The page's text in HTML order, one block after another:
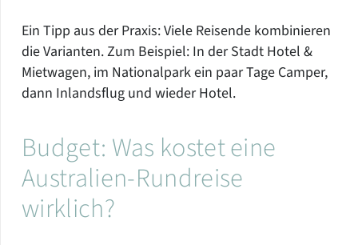
Ein Tipp aus der Praxis: Viele Reisende kombinieren
die Varianten. Zum Beispiel: In der Stadt Hotel &
Mietwagen, im Nationalpark ein paar Tage Camper,
dann Inlandsflug und wieder Hotel.
Budget: Was kostet eine
Australien-Rundreise
wirklich?